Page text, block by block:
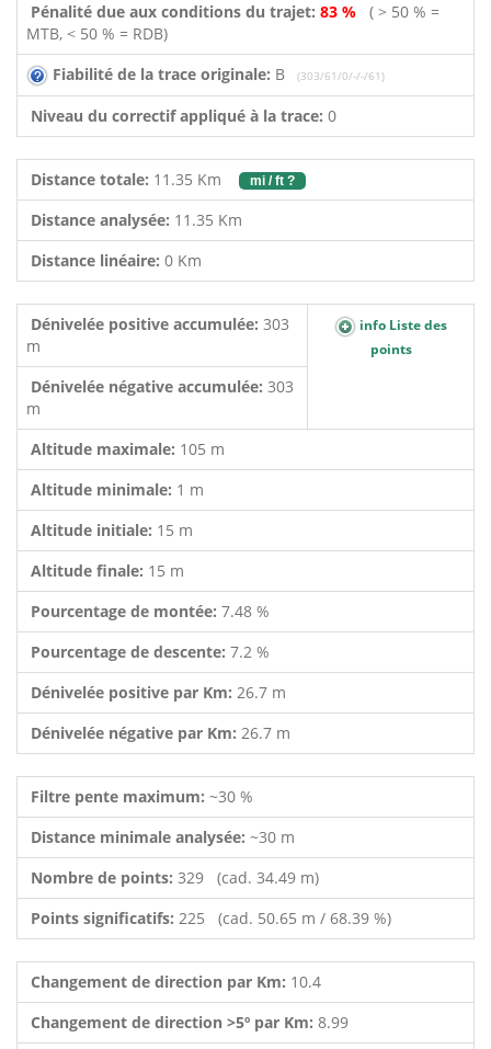
Pénalité due aux conditions du trajet: 83 % ( > 50 % =
MTB, < 50 % = RDB)
Fiabilité de la trace originale: B (303/61/0/-/-/61)
Niveau du correctif appliqué à la trace: 0
Distance totale: 11.35 Km mi / ft ?
Distance analysée: 11.35 Km
Distance linéaire: 0 Km
Dénivelée positive accumulée: 303
m
info Liste des
points
Dénivelée négative accumulée: 303
m
Altitude maximale: 105 m
Altitude minimale: 1 m
Altitude initiale: 15 m
Altitude finale: 15 m
Pourcentage de montée: 7.48 %
Pourcentage de descente: 7.2 %
Dénivelée positive par Km: 26.7 m
Dénivelée négative par Km: 26.7 m
Filtre pente maximum: ~30 %
Distance minimale analysée: ~30 m
Nombre de points: 329 (cad. 34.49 m)
Points significatifs: 225 (cad. 50.65 m / 68.39 %)
Changement de direction par Km: 10.4
Changement de direction >5º par Km: 8.99